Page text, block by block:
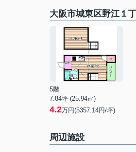
大阪市城東区野江１
5階
7.84坪 (25.94㎡)
4.2万円(5357.14円/坪)
周辺施設